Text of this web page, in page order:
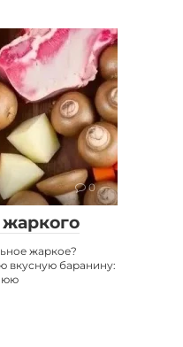
0
жаркое?
вкусную баранину: